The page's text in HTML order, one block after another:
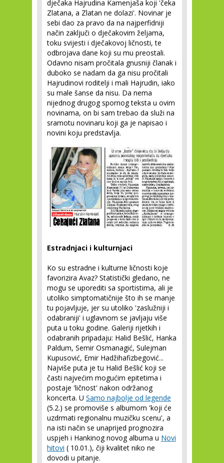
dječaka Hajrudina Kamenjaša koji 'čeka
Zlatana, a Zlatan ne dolazi'. Novinar je
sebi dao za pravo da na najperfidniji
način zaključi o dječakovim željama,
toku svijesti i dječakovoj ličnosti, te
odbrojava dane koji su mu preostali.
Odavno nisam pročitala gnusniji članak i
duboko se nadam da ga nisu pročitali
Hajrudinovi roditelji i mali Hajrudin, iako
su male šanse da nisu. Da nema
nijednog drugog spornog teksta u ovim
novinama, on bi sam trebao da služi na
sramotu novinaru koji ga je napisao i
novini koju predstavlja.
Estradnjaci i kulturnjaci
Ko su estradne i kulturne ličnosti koje
favorizira Avaz? Statistički gledano, ne
mogu se uporediti sa sportistima, ali je
utoliko simptomatičnije što ih se manje
tu pojavljuje, jer su utoliko 'zaslužniji i
odabraniji' i uglavnom se javljaju više
puta u toku godine. Galeriji rijetkih i
odabranih pripadaju: Halid Bešlić, Hanka
Paldum, Semir Osmanagić, Sulejman
Kupusović, Emir Hadžihafizbegović...
Najviše puta je tu Halid Bešlić koji se
časti najvećim mogućim epitetima i
postaje 'ličnost' nakon održanog
koncerta. U Samo najbolje od legende
(5.2.) se promoviše s albumom 'koji će
uzdrmati regionalnu muzičku scenu', a
na isti način se unaprijed prognozira
uspjeh i Hankinog novog albuma u Novi
hitovi ( 10.01.), čiji kvalitet niko ne
dovodi u pitanje.